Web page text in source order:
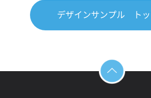
デザインサンプル トッ